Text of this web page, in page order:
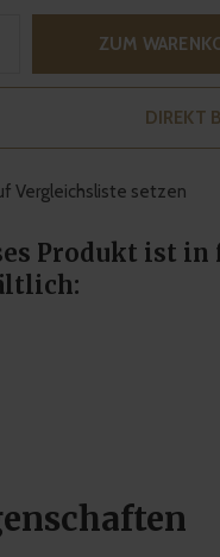
ZUM
DIREKT
Vergleichsliste setzen
Produkt ist